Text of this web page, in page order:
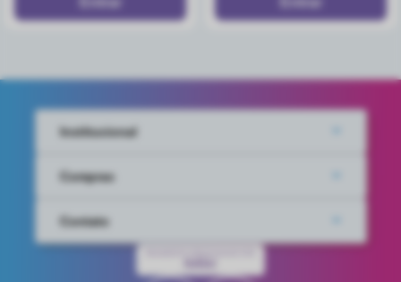
Institucional
Compras
Contato